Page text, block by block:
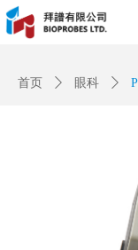
首页 ꄲ 眼科 ꄲ